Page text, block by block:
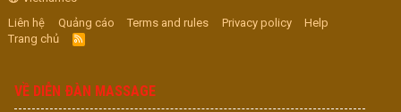
Liên hệ
Quảng cáo Terms and rules Privacy policy
Help
Trang chủ
R
S
VỀ DIỄN ĐÀN MASSAGE